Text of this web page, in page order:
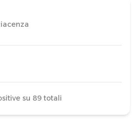
su 89 totali